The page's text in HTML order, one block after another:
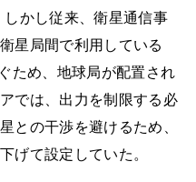
しかし従来、衛星通信事
星局間で利用している
ため、地球局が配置され
では、出力を制限する必
との干渉を避けるため、
げて設定していた。